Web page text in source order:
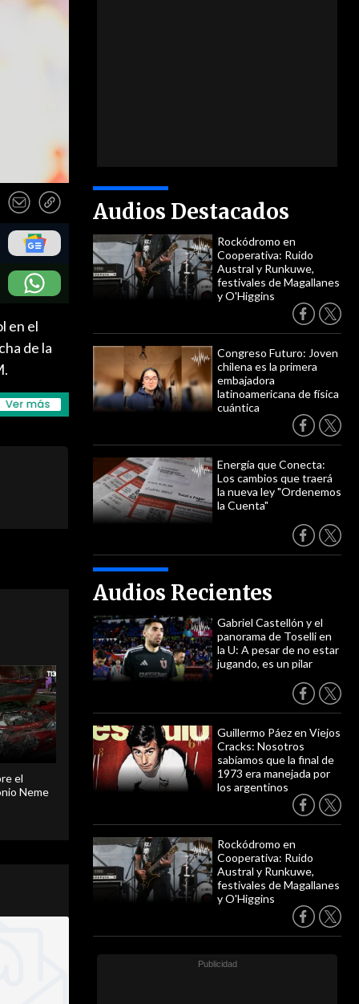
Audios Destacados
Rockódromo en
Cooperativa: Ruido
Austral y Runkuwe,
festivales de Magallanes
y O'Higgins
Congreso Futuro: Joven
chilena es la primera
embajadora
latinoamericana de física
cuántica
Energía que Conecta:
Los cambios que traerá
la nueva ley "Ordenemos
la Cuenta"
Audios Recientes
Gabriel Castellón y el
panorama de Toselli en
la U: A pesar de no estar
jugando, es un pilar
Guillermo Páez en Viejos
Cracks: Nosotros
sabíamos que la final de
1973 era manejada por
los argentinos
Rockódromo en
Cooperativa: Ruido
Austral y Runkuwe,
festivales de Magallanes
y O'Higgins
en el
de la
el
Neme